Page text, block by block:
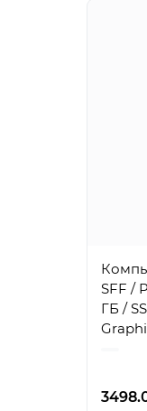
SFF /
ГБ /